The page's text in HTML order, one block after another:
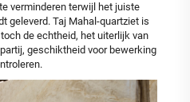
verminderen terwijl het juiste
geleverd. Taj Mahal-quartziet is
de echtheid, het uiterlijk van
geschiktheid voor bewerking